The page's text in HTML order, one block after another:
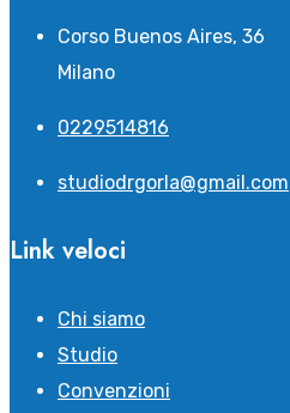
Corso Buenos Aires, 36
Milano
0229514816
studiodrgorla@gmail.com
Link veloci
Chi siamo
Studio
Convenzioni